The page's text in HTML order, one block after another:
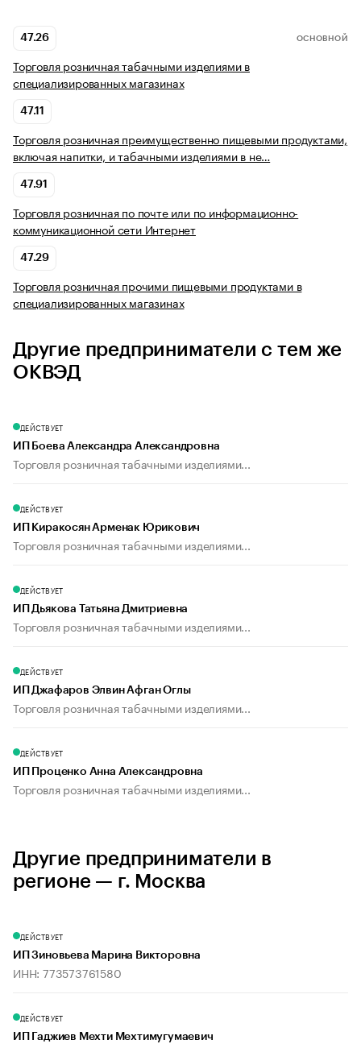
47.26 ОСНОВНОЙ
Торговля розничная табачными изделиями в
специализированных магазинах
47.11
Торговля розничная преимущественно пищевыми продуктами,
включая напитки, и табачными изделиями в не…
47.91
Торговля розничная по почте или по информационно-
коммуникационной сети Интернет
47.29
Торговля розничная прочими пищевыми продуктами в
специализированных магазинах
Другие предприниматели с тем же
ОКВЭД
ДЕЙСТВУЕТ
ИП Боева Александра Александровна
Торговля розничная табачными изделиями...
ДЕЙСТВУЕТ
ИП Киракосян Арменак Юрикович
Торговля розничная табачными изделиями...
ДЕЙСТВУЕТ
ИП Дьякова Татьяна Дмитриевна
Торговля розничная табачными изделиями...
ДЕЙСТВУЕТ
ИП Джафаров Элвин Афган Оглы
Торговля розничная табачными изделиями...
ДЕЙСТВУЕТ
ИП Проценко Анна Александровна
Торговля розничная табачными изделиями...
Другие предприниматели в
регионе — г. Москва
ДЕЙСТВУЕТ
ИП Зиновьева Марина Викторовна
ИНН: 773573761580
ДЕЙСТВУЕТ
ИП Гаджиев Мехти Мехтимугумаевич